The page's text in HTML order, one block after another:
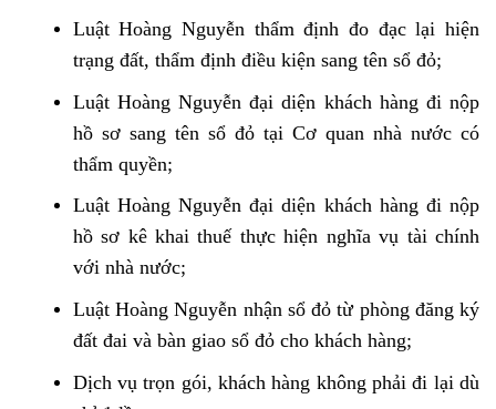
Luật Hoàng Nguyễn thẩm định đo đạc lại hiện
trạng đất, thẩm định điều kiện sang tên sổ đỏ;
Luật Hoàng Nguyễn đại diện khách hàng đi nộp
hồ sơ sang tên sổ đỏ tại Cơ quan nhà nước có
thẩm quyền;
Luật Hoàng Nguyễn đại diện khách hàng đi nộp
hồ sơ kê khai thuế thực hiện nghĩa vụ tài chính
với nhà nước;
Luật Hoàng Nguyễn nhận sổ đỏ từ phòng đăng ký
đất đai và bàn giao sổ đỏ cho khách hàng;
Dịch vụ trọn gói, khách hàng không phải đi lại dù